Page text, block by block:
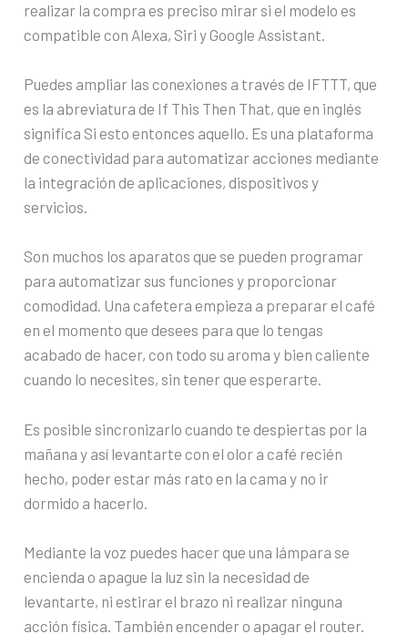
realizar la compra es preciso mirar si el modelo es
compatible con Alexa, Siri y Google Assistant.
Puedes ampliar las conexiones a través de IFTTT, que
es la abreviatura de If This Then That, que en inglés
significa Si esto entonces aquello. Es una plataforma
de conectividad para automatizar acciones mediante
la integración de aplicaciones, dispositivos y
servicios.
Son muchos los aparatos que se pueden programar
para automatizar sus funciones y proporcionar
comodidad. Una cafetera empieza a preparar el café
en el momento que desees para que lo tengas
acabado de hacer, con todo su aroma y bien caliente
cuando lo necesites, sin tener que esperarte.
Es posible sincronizarlo cuando te despiertas por la
mañana y así levantarte con el olor a café recién
hecho, poder estar más rato en la cama y no ir
dormido a hacerlo.
Mediante la voz puedes hacer que una lámpara se
encienda o apague la luz sin la necesidad de
levantarte, ni estirar el brazo ni realizar ninguna
acción física. También encender o apagar el router.